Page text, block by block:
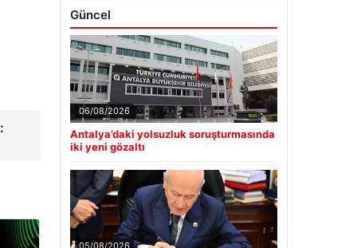
Güncel
06/08/2026
Antalya’daki yolsuzluk soruşturmasında
iki yeni gözaltı
05/08/2026